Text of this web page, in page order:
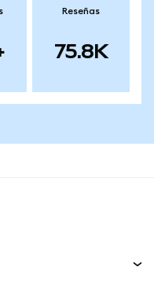
Reseñas
75.8K